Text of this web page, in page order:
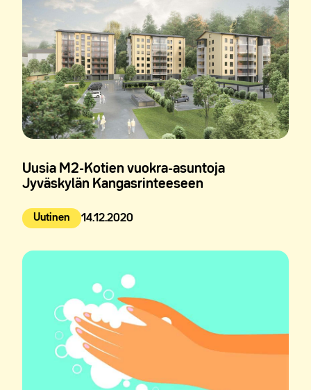
Uusia M2-Kotien vuokra-asuntoja
Jyväskylän Kangasrinteeseen
Uutinen
Julkaistu: 14.12.2020